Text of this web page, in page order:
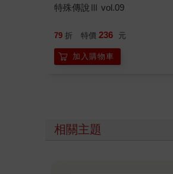
特殊傳說Ⅲ vol.09
79 折 特價 236 元
加入購物車
相關主題